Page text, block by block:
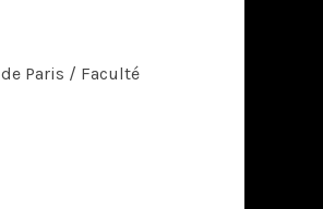
Paris / Faculté